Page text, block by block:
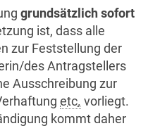
grundsätzlich sofort
ist, dass alle
zur Feststellung der
des Antragstellers
Ausschreibung zur
etc. vorliegt.
kommt daher